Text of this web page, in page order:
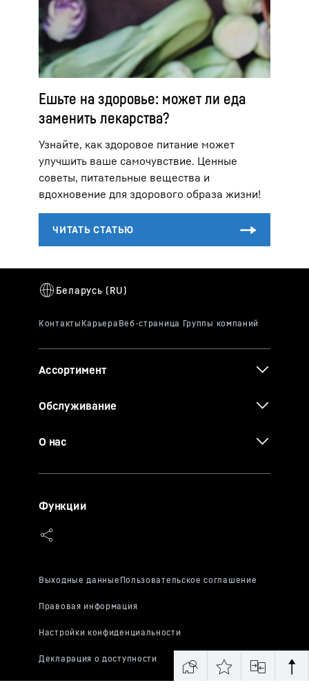
Ешьте на здоровье: может ли еда
заменить лекарства?
Узнайте, как здоровое питание может
улучшить ваше самочувствие. Ценные
советы, питательные вещества и
вдохновение для здорового образа жизни!
Ассортимент
Обслуживание
О нас
Функции